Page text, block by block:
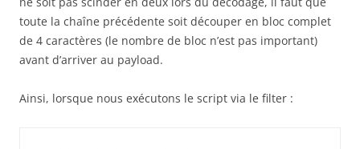
toute la chaîne précédente soit découper en bloc complet
de 4 caractères (le nombre de bloc n’est pas important)
avant d’arriver au payload.
Ainsi, lorsque nous exécutons le script via le filter :